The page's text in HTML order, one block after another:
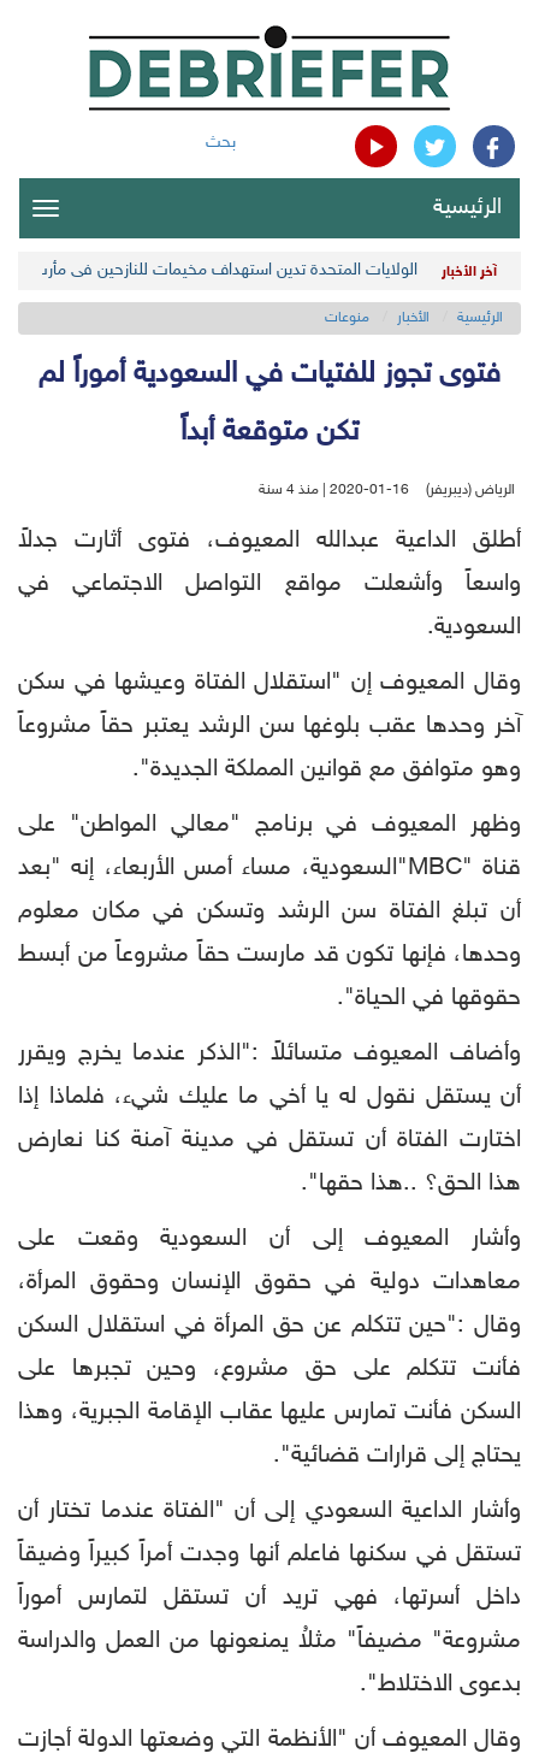
بحث
الرئيسية
آخر الأخبار الولايات المتحدة تدين استهداف مخيمات للنازحين في مأرب
الرئيسية الأخبار منوعات
فتوى تجوز للفتيات في السعودية أموراً لم
تكن متوقعة أبداً
الرياض (ديبريفر) 2020-01-16 | منذ 4 سنة
أطلق الداعية عبدالله المعيوف، فتوى أثارت جدلاً
واسعاً وأشعلت مواقع التواصل الاجتماعي في
السعودية.
وقال المعيوف إن "استقلال الفتاة وعيشها في سكن
آخر وحدها عقب بلوغها سن الرشد يعتبر حقاً مشروعاً
وهو متوافق مع قوانين المملكة الجديدة".
وظهر المعيوف في برنامج "معالي المواطن" على
قناة "MBC"السعودية، مساء أمس الأربعاء، إنه "بعد
أن تبلغ الفتاة سن الرشد وتسكن في مكان معلوم
وحدها، فإنها تكون قد مارست حقاً مشروعاً من أبسط
حقوقها في الحياة".
وأضاف المعيوف متسائلاً :"الذكر عندما يخرج ويقرر
أن يستقل نقول له يا أخي ما عليك شيء، فلماذا إذا
اختارت الفتاة أن تستقل في مدينة آمنة كنا نعارض
هذا الحق؟ ..هذا حقها".
وأشار المعيوف إلى أن السعودية وقعت على
معاهدات دولية في حقوق الإنسان وحقوق المرأة،
وقال :"حين تتكلم عن حق المرأة في استقلال السكن
فأنت تتكلم على حق مشروع، وحين تجبرها على
السكن فأنت تمارس عليها عقاب الإقامة الجبرية، وهذا
يحتاج إلى قرارات قضائية".
وأشار الداعية السعودي إلى أن "الفتاة عندما تختار أن
تستقل في سكنها فاعلم أنها وجدت أمراً كبيراً وضيقاً
داخل أسرتها، فهي تريد أن تستقل لتمارس أموراً
مشروعة" مضيفاً" مثلاُ يمنعونها من العمل والدراسة
بدعوى الاختلاط".
وقال المعيوف أن "الأنظمة التي وضعتها الدولة أجازت